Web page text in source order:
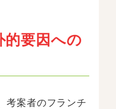
的要因への
考案者のフランチ